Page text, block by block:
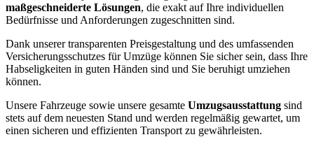
maßgeschneiderte Lösungen, die exakt auf Ihre individuellen
Bedürfnisse und Anforderungen zugeschnitten sind.
Dank unserer transparenten Preisgestaltung und des umfassenden
Versicherungsschutzes für Umzüge können Sie sicher sein, dass Ihre
Habseligkeiten in guten Händen sind und Sie beruhigt umziehen
können.
Unsere Fahrzeuge sowie unsere gesamte Umzugsausstattung sind
stets auf dem neuesten Stand und werden regelmäßig gewartet, um
einen sicheren und effizienten Transport zu gewährleisten.